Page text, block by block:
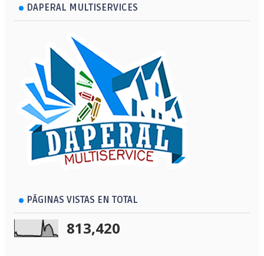
DAPERAL MULTISERVICES
PÁGINAS VISTAS EN TOTAL
813,420